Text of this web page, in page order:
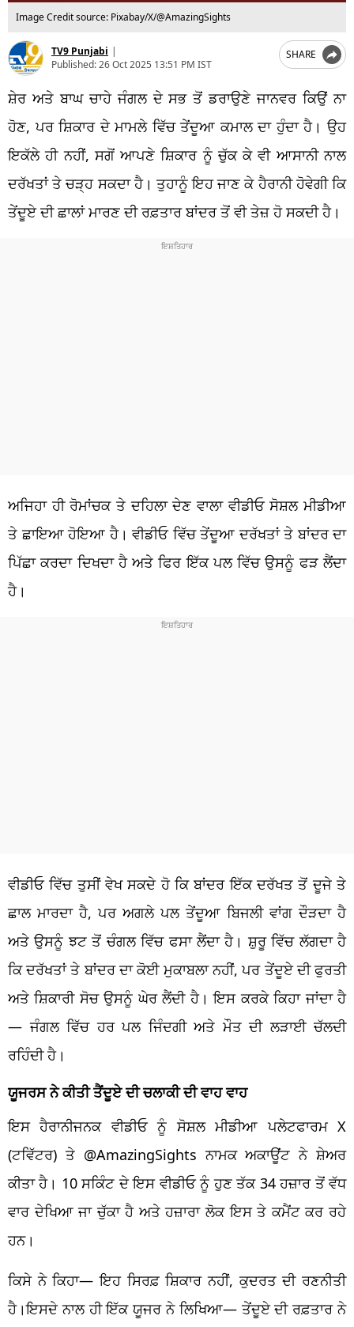
Image Credit source: Pixabay/X/@AmazingSights
TV9 Punjabi |
Published:26 Oct 2025 13:51 PM IST
SHARE
ਸ਼ੇਰ ਅਤੇ ਬਾਘ ਚਾਹੇ ਜੰਗਲ ਦੇ ਸਭ ਤੋਂ ਡਰਾਉਣੇ ਜਾਨਵਰ ਕਿਉਂ ਨਾ
ਹੋਣ, ਪਰ ਸ਼ਿਕਾਰ ਦੇ ਮਾਮਲੇ ਵਿੱਚ ਤੇਂਦੂਆ ਕਮਾਲ ਦਾ ਹੁੰਦਾ ਹੈ। ਉਹ
ਇਕੱਲੇ ਹੀ ਨਹੀਂ, ਸਗੋਂ ਆਪਣੇ ਸ਼ਿਕਾਰ ਨੂੰ ਚੁੱਕ ਕੇ ਵੀ ਆਸਾਨੀ ਨਾਲ
ਦਰੱਖਤਾਂ ਤੇ ਚੜ੍ਹ ਸਕਦਾ ਹੈ। ਤੁਹਾਨੂੰ ਇਹ ਜਾਣ ਕੇ ਹੈਰਾਨੀ ਹੋਵੇਗੀ ਕਿ
ਤੇਂਦੂਏ ਦੀ ਛਾਲਾਂ ਮਾਰਣ ਦੀ ਰਫ਼ਤਾਰ ਬਾਂਦਰ ਤੋਂ ਵੀ ਤੇਜ਼ ਹੋ ਸਕਦੀ ਹੈ।
ਅਜਿਹਾ ਹੀ ਰੋਮਾਂਚਕ ਤੇ ਦਹਿਲਾ ਦੇਣ ਵਾਲਾ ਵੀਡੀਓ ਸੋਸ਼ਲ ਮੀਡੀਆ
ਤੇ ਛਾਇਆ ਹੋਇਆ ਹੈ। ਵੀਡੀਓ ਵਿੱਚ ਤੇਂਦੂਆ ਦਰੱਖਤਾਂ ਤੇ ਬਾਂਦਰ ਦਾ
ਪਿੱਛਾ ਕਰਦਾ ਦਿਖਦਾ ਹੈ ਅਤੇ ਫਿਰ ਇੱਕ ਪਲ ਵਿੱਚ ਉਸਨੂੰ ਫੜ ਲੈਂਦਾ
ਹੈ।
ਵੀਡੀਓ ਵਿੱਚ ਤੁਸੀਂ ਵੇਖ ਸਕਦੇ ਹੋ ਕਿ ਬਾਂਦਰ ਇੱਕ ਦਰੱਖਤ ਤੋਂ ਦੂਜੇ ਤੇ
ਛਾਲ ਮਾਰਦਾ ਹੈ, ਪਰ ਅਗਲੇ ਪਲ ਤੇਂਦੂਆ ਬਿਜਲੀ ਵਾਂਗ ਦੌੜਦਾ ਹੈ
ਅਤੇ ਉਸਨੂੰ ਝਟ ਤੋਂ ਚੰਗਲ ਵਿੱਚ ਫਸਾ ਲੈਂਦਾ ਹੈ। ਸ਼ੁਰੂ ਵਿੱਚ ਲੱਗਦਾ ਹੈ
ਕਿ ਦਰੱਖਤਾਂ ਤੇ ਬਾਂਦਰ ਦਾ ਕੋਈ ਮੁਕਾਬਲਾ ਨਹੀਂ, ਪਰ ਤੇਂਦੂਏ ਦੀ ਫੁਰਤੀ
ਅਤੇ ਸ਼ਿਕਾਰੀ ਸੋਚ ਉਸਨੂੰ ਘੇਰ ਲੈਂਦੀ ਹੈ। ਇਸ ਕਰਕੇ ਕਿਹਾ ਜਾਂਦਾ ਹੈ
— ਜੰਗਲ ਵਿੱਚ ਹਰ ਪਲ ਜਿੰਦਗੀ ਅਤੇ ਮੌਤ ਦੀ ਲੜਾਈ ਚੱਲਦੀ
ਰਹਿੰਦੀ ਹੈ।
ਯੂਜਰਸ ਨੇ ਕੀਤੀ ਤੈਂਦੂਏ ਦੀ ਚਲਾਕੀ ਦੀ ਵਾਹ ਵਾਹ
ਇਸ ਹੈਰਾਨੀਜਨਕ ਵੀਡੀਓ ਨੂੰ ਸੋਸ਼ਲ ਮੀਡੀਆ ਪਲੇਟਫਾਰਮ X
(ਟਵਿੱਟਰ) ਤੇ @AmazingSights ਨਾਮਕ ਅਕਾਊਂਟ ਨੇ ਸ਼ੇਅਰ
ਕੀਤਾ ਹੈ। 10 ਸਕਿੰਟ ਦੇ ਇਸ ਵੀਡੀਓ ਨੂੰ ਹੁਣ ਤੱਕ 34 ਹਜ਼ਾਰ ਤੋਂ ਵੱਧ
ਵਾਰ ਦੇਖਿਆ ਜਾ ਚੁੱਕਾ ਹੈ ਅਤੇ ਹਜ਼ਾਰਾ ਲੋਕ ਇਸ ਤੇ ਕਮੈਂਟ ਕਰ ਰਹੇ
ਹਨ।
ਕਿਸੇ ਨੇ ਕਿਹਾ— ਇਹ ਸਿਰਫ਼ ਸ਼ਿਕਾਰ ਨਹੀਂ, ਕੁਦਰਤ ਦੀ ਰਣਨੀਤੀ
ਹੈ।ਇਸਦੇ ਨਾਲ ਹੀ ਇੱਕ ਯੂਜਰ ਨੇ ਲਿਖਿਆ— ਤੇਂਦੂਏ ਦੀ ਰਫ਼ਤਾਰ ਨੇ